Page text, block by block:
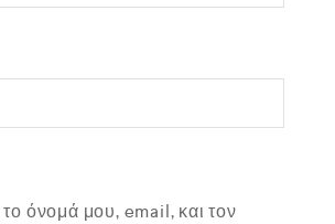
όνομά μου, email, και τον